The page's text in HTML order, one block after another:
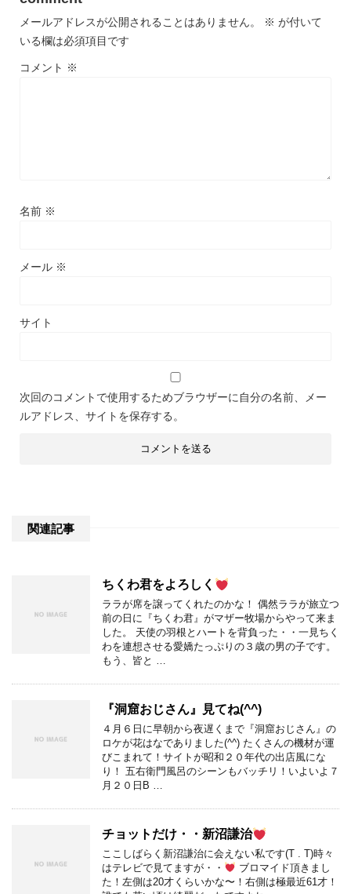
メールアドレスが公開されることはありません。 ※ が付いて
いる欄は必須項目です
コメント ※
名前 ※
メール ※
サイト
次回のコメントで使用するためブラウザーに自分の名前、メー
ルアドレス、サイトを保存する。
関連記事
ちくわ君をよろしく
ララが席を譲ってくれたのかな！ 偶然ララが旅立つ
前の日に『ちくわ君』がマザー牧場からやって来ま
した。 天使の羽根とハートを背負った・・一見ちく
わを連想させる愛嬌たっぷりの３歳の男の子です。
もう、皆と …
『洞窟おじさん』見てね(^^)
４月６日に早朝から夜遅くまで『洞窟おじさん』の
ロケが花はなでありました(^^) たくさんの機材が運
びこまれて！サイトが昭和２０年代の出店風にな
り！ 五右衛門風呂のシーンもバッチリ！いよいよ７
月２０日B …
チョットだけ・・新沼謙治
ここしばらく新沼謙治に会えない私です(T . T)時々
はテレビで見てますが・・
ブロマイド頂きまし
た！左側は20才くらいかな〜！右側は極最近61才！